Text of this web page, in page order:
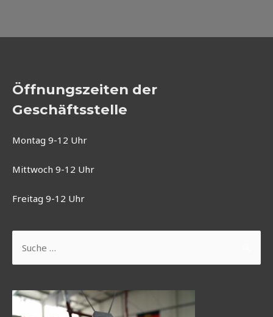
Öffnungszeiten der
Geschäftsstelle
Montag 9-12 Uhr
Mittwoch 9-12 Uhr
Freitag 9-12 Uhr
nach: